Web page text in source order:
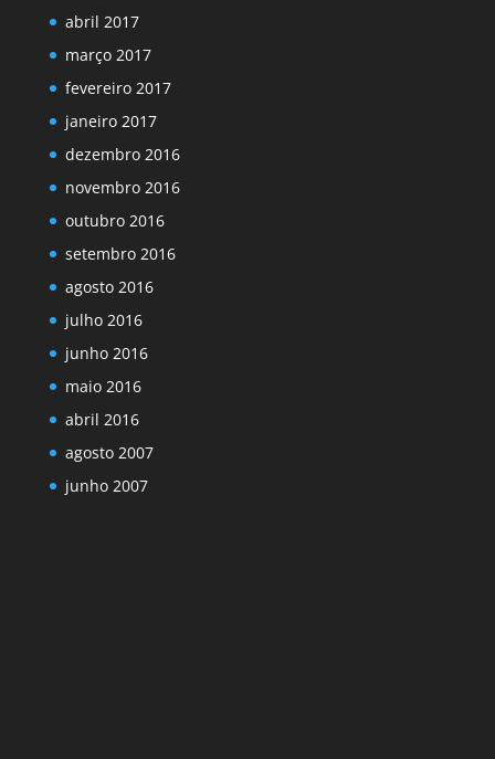
abril 2017
março 2017
fevereiro 2017
janeiro 2017
dezembro 2016
novembro 2016
outubro 2016
setembro 2016
agosto 2016
julho 2016
junho 2016
maio 2016
abril 2016
agosto 2007
junho 2007